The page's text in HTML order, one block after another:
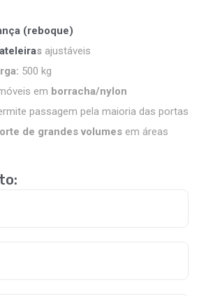
(reboque)
s ajustáveis
500 kg
em borracha/nylon
passagem pela maioria das portas
de grandes volumes em áreas